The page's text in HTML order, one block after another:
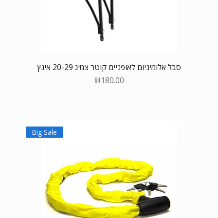
סבל אלומיניום לאופניים קוטר צמיג 20-29 אינץ
Price
₪180.00
Big Sale